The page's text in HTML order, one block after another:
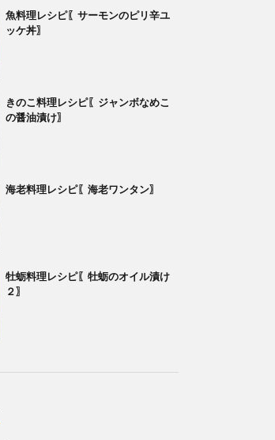
魚料理レシピ〖サーモンのピリ辛ユ
ッケ丼〗
きのこ料理レシピ〖ジャンボなめこ
の醤油漬け〗
海老料理レシピ〖海老ワンタン〗
牡蛎料理レシピ〖牡蛎のオイル漬け
２〗